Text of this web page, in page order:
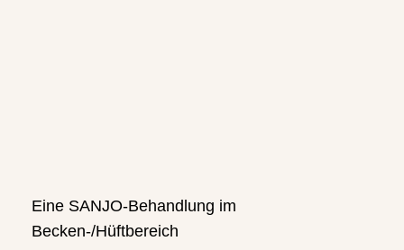
Eine SANJO-Behandlung im
Becken-/Hüftbereich